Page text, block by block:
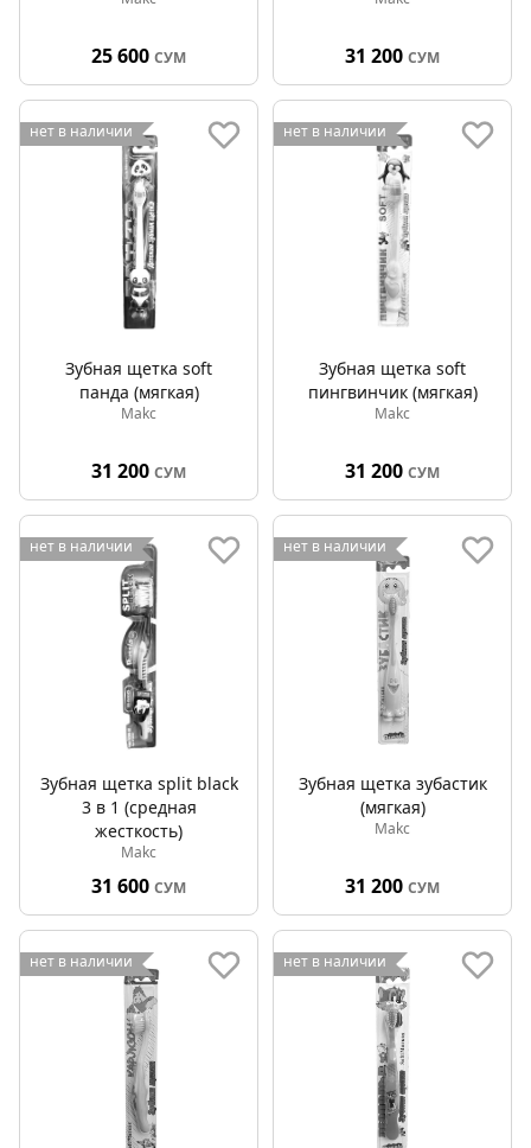
25 600 СУМ 31 200 СУМ
нет в наличии
Зубная щетка soft
панда (мягкая)
Makc
31 200 СУМ
нет в наличии
Зубная щетка soft
пингвинчик (мягкая)
Makc
31 200 СУМ
нет в наличии
Зубная щетка split black
3 в 1 (средная
жесткость)
Makc
31 600 СУМ
нет в наличии
Зубная щетка зубастик
(мягкая)
Makc
31 200 СУМ
нет в наличии нет в наличии